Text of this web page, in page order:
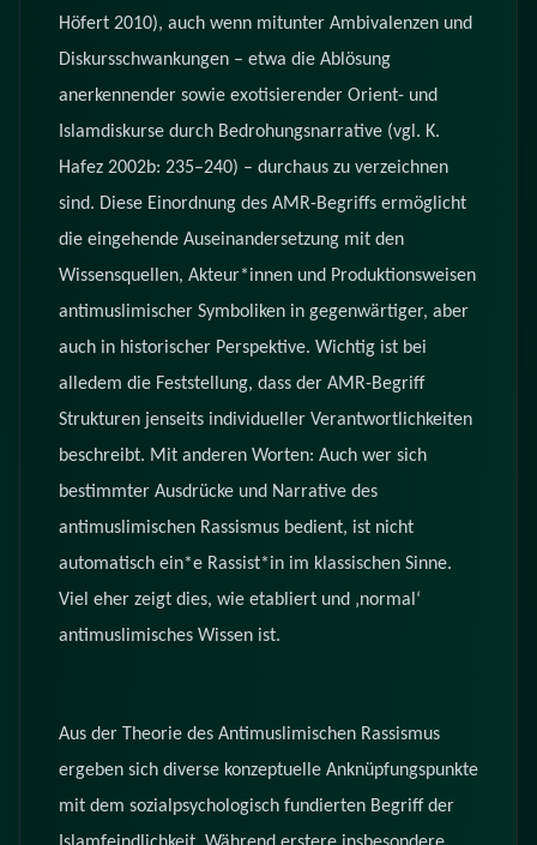
Höfert 2010), auch wenn mitunter Ambivalenzen und
Diskursschwankungen – etwa die Ablösung
anerkennender sowie exotisierender Orient- und
Islamdiskurse durch Bedrohungsnarrative (vgl. K.
Hafez 2002b: 235–240) – durchaus zu verzeichnen
sind. Diese Einordnung des AMR-Begriffs ermöglicht
die eingehende Auseinandersetzung mit den
Wissensquellen, Akteur*innen und Produktionsweisen
antimuslimischer Symboliken in gegenwärtiger, aber
auch in historischer Perspektive. Wichtig ist bei
alledem die Feststellung, dass der AMR-Begriff
Strukturen jenseits individueller Verantwortlichkeiten
beschreibt. Mit anderen Worten: Auch wer sich
bestimmter Ausdrücke und Narrative des
antimuslimischen Rassismus bedient, ist nicht
automatisch ein*e Rassist*in im klassischen Sinne.
Viel eher zeigt dies, wie etabliert und ‚normal‘
antimuslimisches Wissen ist.
Aus der Theorie des Antimuslimischen Rassismus
ergeben sich diverse konzeptuelle Anknüpfungspunkte
mit dem sozialpsychologisch fundierten Begriff der